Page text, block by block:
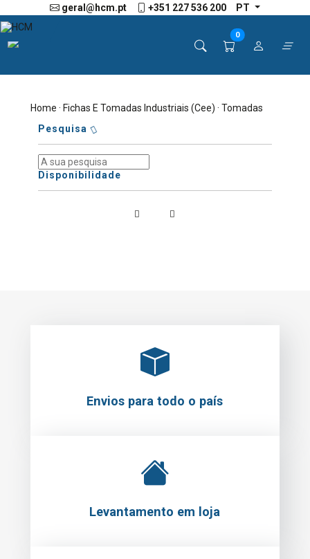
geral@hcm.pt +351 227 536 200 PT
0
Home ·Fichas E Tomadas Industriais (Cee) · Tomadas
Pesquisa
Disponibilidade
Envios para todo o país
Levantamento em loja